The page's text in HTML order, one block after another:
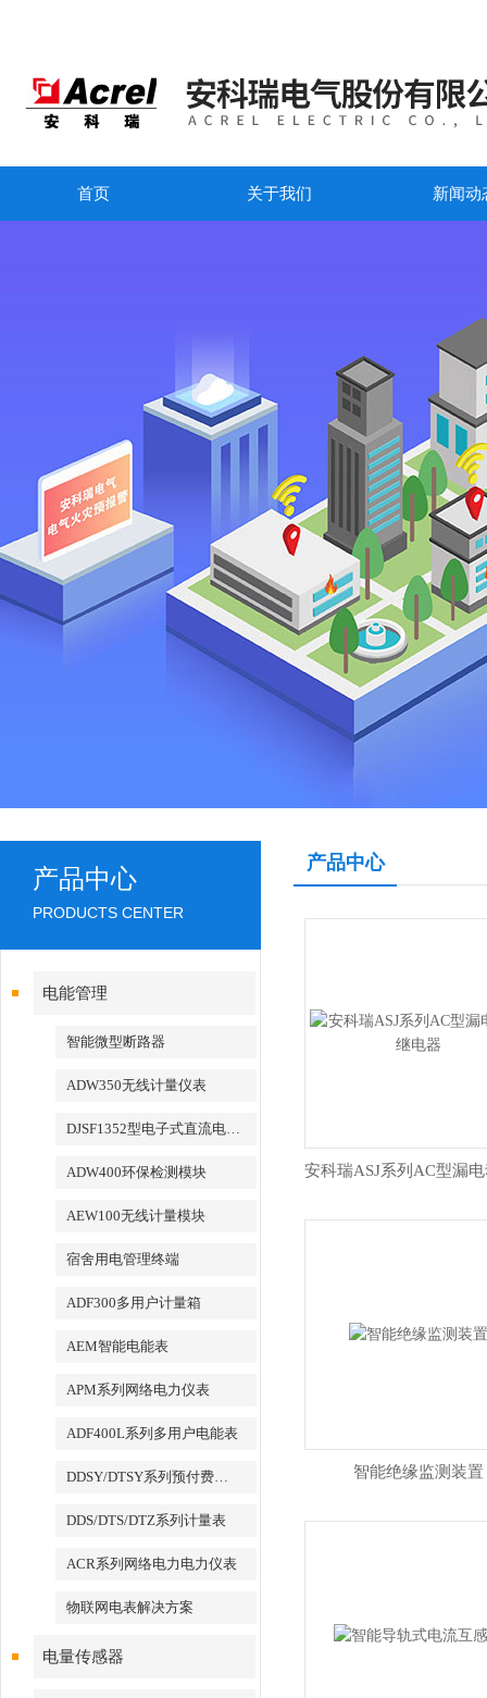
首页 关于我们 新闻动
产品中心
PRODUCTS CENTER
电能管理
智能微型断路器
ADW350无线计量仪表
DJSF1352型电子式直流电能表
ADW400环保检测模块
AEW100无线计量模块
宿舍用电管理终端
ADF300多用户计量箱
AEM智能电能表
APM系列网络电力仪表
ADF400L系列多用户电能表
DDSY/DTSY系列预付费电表
DDS/DTS/DTZ系列计量表
ACR系列网络电力电力仪表
物联网电表解决方案
电量传感器
产品中心
智能绝缘监测装置